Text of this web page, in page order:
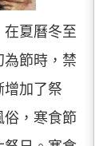
在夏曆冬至
節時，禁
增加了祭
，寒食節